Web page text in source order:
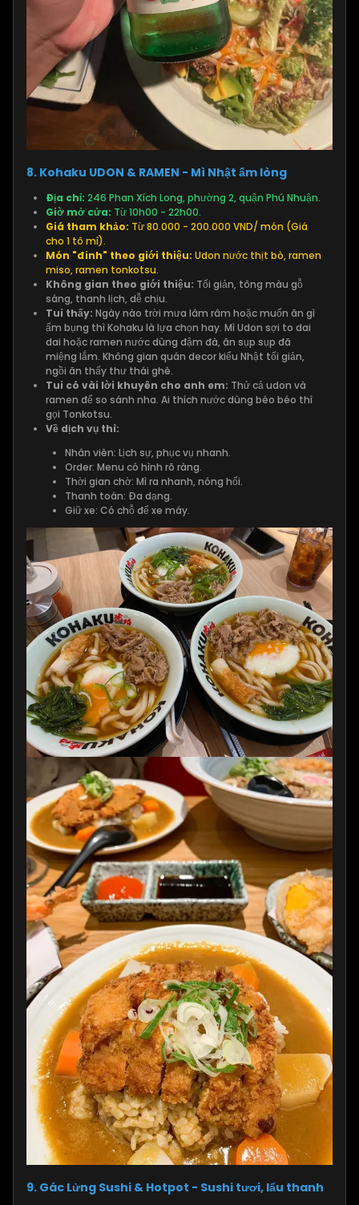
8. Kohaku UDON & RAMEN - Mì Nhật ấm lòng
Địa chỉ: 246 Phan Xích Long, phường 2, quận Phú Nhuận.
Giờ mở cửa: Từ 10h00 - 22h00.
Giá tham khảo: Từ 80.000 - 200.000 VND/ món (Giá
cho 1 tô mì).
Món "đinh" theo giới thiệu: Udon nước thịt bò, ramen
miso, ramen tonkotsu.
Không gian theo giới thiệu: Tối giản, tông màu gỗ
sáng, thanh lịch, dễ chịu.
Tui thấy: Ngày nào trời mưa lâm râm hoặc muốn ăn gì
ấm bụng thì Kohaku là lựa chọn hay. Mì Udon sợi to dai
dai hoặc ramen nước dùng đậm đà, ăn sụp sụp đã
miệng lắm. Không gian quán decor kiểu Nhật tối giản,
ngồi ăn thấy thư thái ghê.
Tui có vài lời khuyên cho anh em: Thử cả udon và
ramen để so sánh nha. Ai thích nước dùng béo béo thì
gọi Tonkotsu.
Về dịch vụ thì:
Nhân viên: Lịch sự, phục vụ nhanh.
Order: Menu có hình rõ ràng.
Thời gian chờ: Mì ra nhanh, nóng hổi.
Thanh toán: Đa dạng.
Giữ xe: Có chỗ để xe máy.
9. Gác Lửng Sushi & Hotpot - Sushi tươi, lẩu thanh